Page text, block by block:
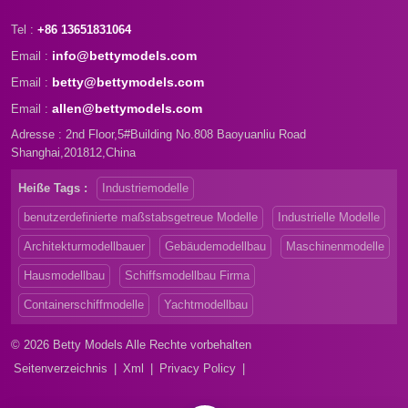
Tel : +86 13651831064
Email : info@bettymodels.com
Email : betty@bettymodels.com
Email : allen@bettymodels.com
Adresse : 2nd Floor,5#Building No.808 Baoyuanliu Road
Shanghai,201812,China
Heiße Tags : Industriemodelle
benutzerdefinierte maßstabsgetreue Modelle Industrielle Modelle
Architekturmodellbauer Gebäudemodellbau Maschinenmodelle
Hausmodellbau Schiffsmodellbau Firma
Containerschiffmodelle Yachtmodellbau
© 2026 Betty Models Alle Rechte vorbehalten
Seitenverzeichnis
Xml Privacy Policy